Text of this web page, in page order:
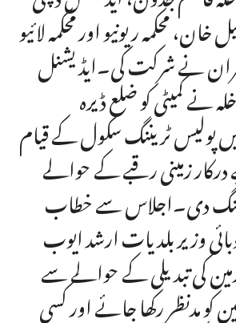
محکمہ ریونیو اور محکمہ لائیو
نے شرکت کی۔ایڈیشنل
نے کمیٹی کو ضلع ڈیرہ
پولیس ٹریننگ سکول کے قیام
زمینی رقبے کے حوالے
دی۔اجلاس سے خطاب
وزیر بلدیات ارشد ایوب
کی تبدیلی کے حوالے سے
کو مدنظر رکھا جائے اور کسی